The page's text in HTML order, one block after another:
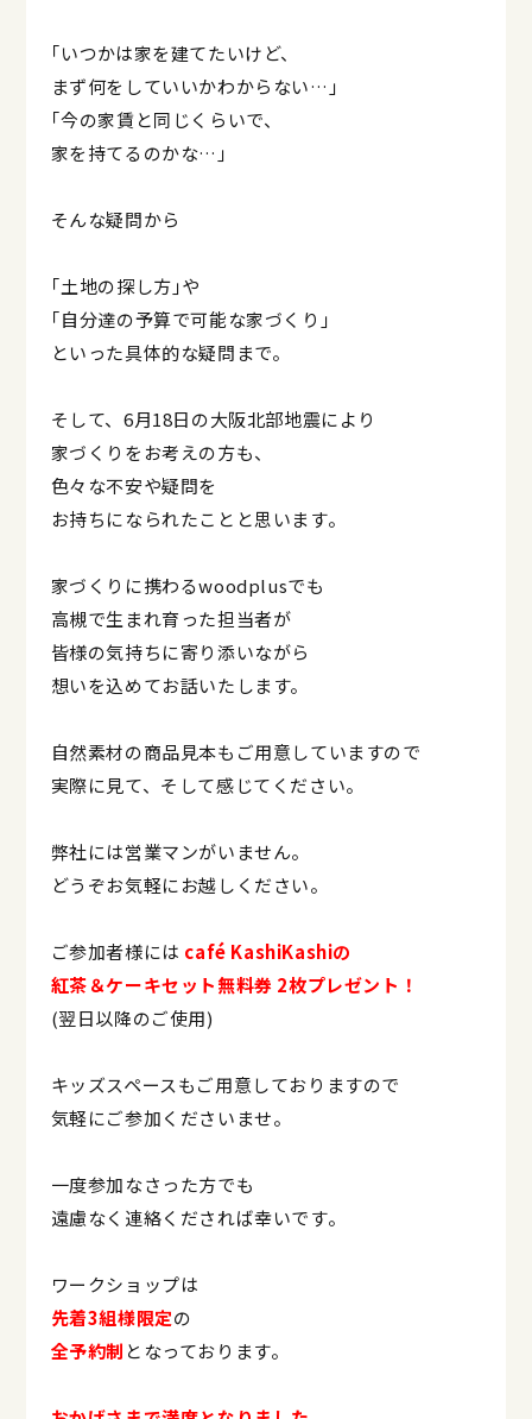
｢いつかは家を建てたいけど、
まず何をしていいかわからない…｣
｢今の家賃と同じくらいで、
家を持てるのかな…｣
そんな疑問から
｢土地の探し方｣や
｢自分達の予算で可能な家づくり｣
といった具体的な疑問まで。
そして、6月18日の大阪北部地震により
家づくりをお考えの方も、
色々な不安や疑問を
お持ちになられたことと思います。
家づくりに携わるwoodplusでも
高槻で生まれ育った担当者が
皆様の気持ちに寄り添いながら
想いを込めてお話いたします。
自然素材の商品見本もご用意していますので
実際に見て、そして感じてください。
弊社には営業マンがいません。
どうぞお気軽にお越しください。
ご参加者様には café KashiKashiの
紅茶＆ケーキセット無料券 2枚プレゼント！
(翌日以降のご使用)
キッズスペースもご用意しておりますので
気軽にご参加くださいませ。
一度参加なさった方でも
遠慮なく連絡くだされば幸いです。
ワークショップは
先着3組様限定の
全予約制 となっております。